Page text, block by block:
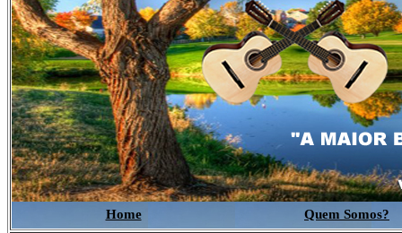
Home Quem Somos?